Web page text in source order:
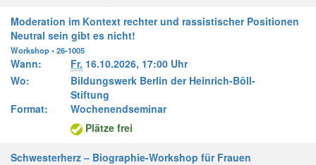
Moderation im Kontext rechter und rassistischer Positionen
Neutral sein gibt es nicht!
Workshop • 26-1005
Wann: Fr. 16.10.2026, 17:00 Uhr
Wo:
Bildungswerk Berlin der Heinrich-Böll-
Stiftung
Format:
Wochenendseminar
Plätze frei
Schwesterherz – Biographie-Workshop für Frauen